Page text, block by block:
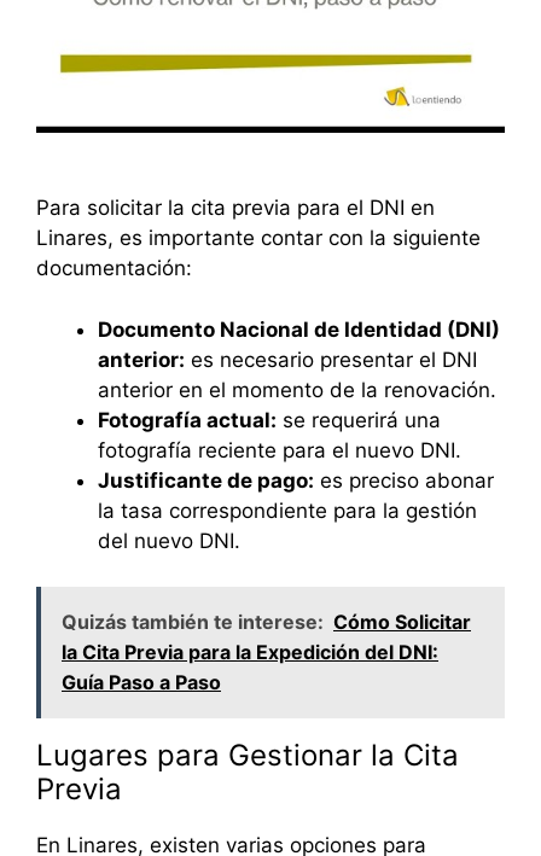
Para solicitar la cita previa para el DNI en
Linares, es importante contar con la siguiente
documentación:
Documento Nacional de Identidad (DNI)
anterior: es necesario presentar el DNI
anterior en el momento de la renovación.
Fotografía actual: se requerirá una
fotografía reciente para el nuevo DNI.
Justificante de pago: es preciso abonar
la tasa correspondiente para la gestión
del nuevo DNI.
Quizás también te interese: Cómo Solicitar
la Cita Previa para la Expedición del DNI:
Guía Paso a Paso
Lugares para Gestionar la Cita
Previa
En Linares, existen varias opciones para